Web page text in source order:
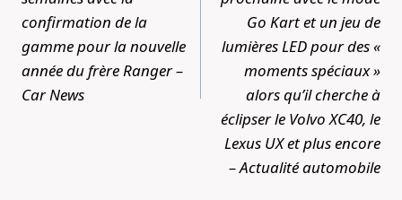
confirmation de la
gamme pour la nouvelle
année du frère Ranger –
Car News
Go Kart et un jeu de
lumières LED pour des «
moments spéciaux »
alors qu’il cherche à
éclipser le Volvo XC40, le
Lexus UX et plus encore
– Actualité automobile